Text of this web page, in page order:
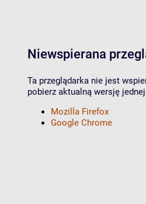
Niewspierana
Ta przeglądarka nie jest
pobierz aktualną wersję
Mozilla Firefox
Google Chrome